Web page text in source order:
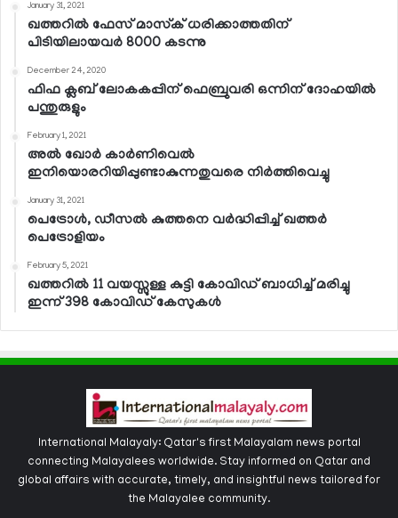
January 31, 2021
ഖത്തറില്‍ ഫേസ് മാസ്‌ക് ധരിക്കാത്തതിന്
പിടിയിലായവര്‍ 8000 കടന്നു
December 24, 2020
ഫിഫ ക്ലബ് ലോകകപ്പിന് ഫെബ്രുവരി ഒന്നിന് ദോഹയില്‍
പന്തുരുളും
February 1, 2021
അല്‍ ഖോര്‍ കാര്‍ണിവെല്‍
ഇനിയൊരറിയിപ്പുണ്ടാകുന്നതുവരെ നിര്‍ത്തിവെച്ചു
January 31, 2021
പെട്രോള്‍, ഡീസല്‍ കുത്തനെ വര്‍ദ്ധിപ്പിച്ച് ഖത്തര്‍
പെട്രോളിയം
February 5, 2021
ഖത്തറില്‍ 11 വയസ്സുള്ള കുട്ടി കോവിഡ് ബാധിച്ച് മരിച്ചു
ഇന്ന് 398 കോവിഡ് കേസുകള്‍
International Malayaly: Qatar's first Malayalam news portal
connecting Malayalees worldwide. Stay informed on Qatar and
global affairs with accurate, timely, and insightful news tailored for
the Malayalee community.